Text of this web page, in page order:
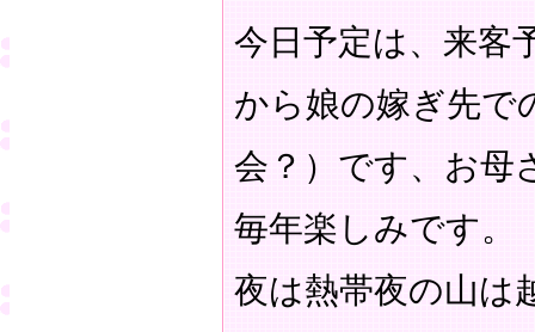
今日予定は、来客
から娘の嫁ぎ先で
会？）です、お母
毎年楽しみです
夜は熱帯夜の山